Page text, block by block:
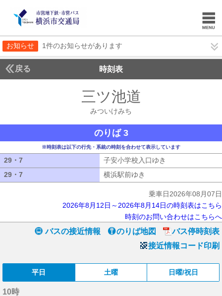
お知らせ 1件のお知らせがあります
戻る 時刻表
三ツ池道
みついけみち
のりば 3
※時刻表は以下の行先・系統の時刻を合わせて表示しています
29・7 子安小学校入口ゆき
29・7
横浜駅前ゆき
乗車日2026年08月07日
2026年8月12日～2026年8月14日の時刻表はこちら
時刻のお問い合わせはこちらへ
バスの接近情報 のりば地図
バス停時刻表
接近情報コード印刷
平日 土曜 日曜/祝日
10時